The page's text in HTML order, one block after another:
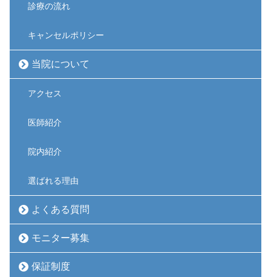
診療の流れ
キャンセルポリシー
当院について
アクセス
医師紹介
院内紹介
選ばれる理由
よくある質問
モニター募集
保証制度